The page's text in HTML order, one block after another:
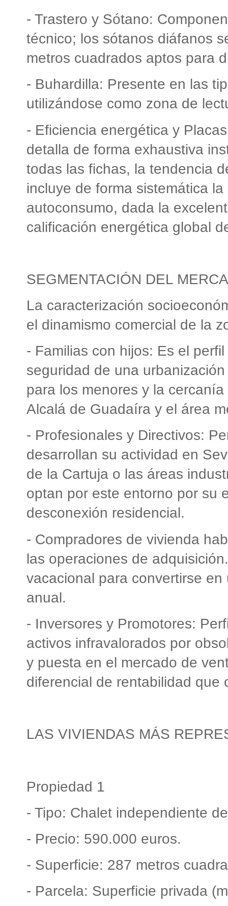
- Trastero y Sótano:
técnico; los sótanos diáfanos
metros cuadrados aptos para
- Buhardilla: Presente en las
utilizándose como zona de
- Eficiencia energética y
detalla de forma exhaustiva
todas las fichas, la tendencia
incluye de forma sistemática
autoconsumo, dada la
calificación energética global
SEGMENTACIÓN DEL
La caracterización
el dinamismo comercial de la
- Familias con hijos: Es el
seguridad de una
para los menores y la
Alcalá de Guadaíra y el área
- Profesionales y Directivos:
desarrollan su actividad en
de la Cartuja o las áreas
optan por este entorno por su
desconexión residencial.
- Compradores de vivienda
las operaciones de
vacacional para convertirse
anual.
- Inversores y Promotores:
activos infravalorados por
y puesta en el mercado de
diferencial de rentabilidad que
LAS VIVIENDAS MÁS
Propiedad 1
- Tipo: Chalet independiente
- Precio: 590.000 euros.
- Superficie: 287 metros
- Parcela: Superficie privada